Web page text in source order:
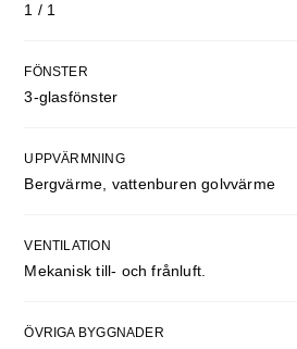
1 / 1
FÖNSTER
3-glasfönster
UPPVÄRMNING
Bergvärme, vattenburen golvvärme
VENTILATION
Mekanisk till- och frånluft.
ÖVRIGA BYGGNADER